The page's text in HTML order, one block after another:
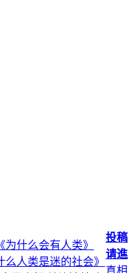
《为什么会有人类》
么人类是迷的社会》
投稿
请進
真相